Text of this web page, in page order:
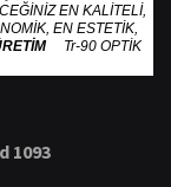
EN KALİTELİ,
EN ESTETİK,
Tr-90 OPTİK
1093